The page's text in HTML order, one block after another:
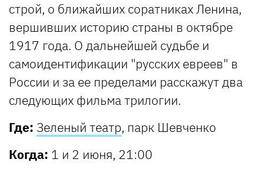
строй, о ближайших соратниках Ленина,
вершивших историю страны в октябре
1917 года. О дальнейшей судьбе и
самоидентификации "русских евреев" в
России и за ее пределами расскажут два
следующих фильма трилогии.
Где: Зеленый театр, парк Шевченко
Когда: 1 и 2 июня, 21:00